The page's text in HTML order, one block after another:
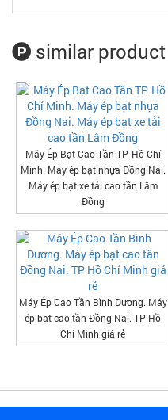
similar product
Máy Ép Bạt Cao Tần TP. Hồ Chí
Minh. Máy ép bạt nhựa Đồng Nai.
Máy ép bạt xe tải cao tần Lâm
Đồng
Máy Ép Cao Tần Bình Dương. Máy
ép bạt cao tần Đồng Nai. TP Hồ
Chí Minh giá rẻ